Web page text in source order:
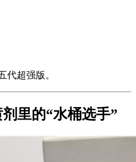
代超强版。
里的“水桶选手”